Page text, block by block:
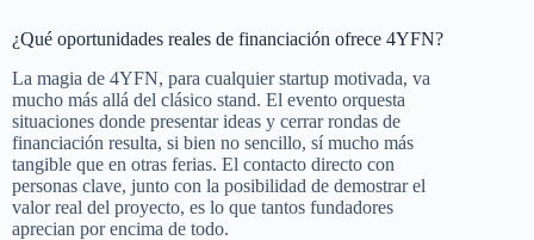
¿Qué oportunidades reales de financiación ofrece 4YFN?
La magia de 4YFN, para cualquier startup motivada, va
mucho más allá del clásico stand. El evento orquesta
situaciones donde presentar ideas y cerrar rondas de
financiación resulta, si bien no sencillo, sí mucho más
tangible que en otras ferias. El contacto directo con
personas clave, junto con la posibilidad de demostrar el
valor real del proyecto, es lo que tantos fundadores
aprecian por encima de todo.